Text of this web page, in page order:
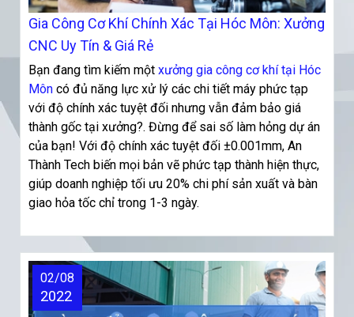
Gia Công Cơ Khí Chính Xác Tại Hóc Môn: Xưởng
CNC Uy Tín & Giá Rẻ
Bạn đang tìm kiếm một xưởng gia công cơ khí tại Hóc
Môn có đủ năng lực xử lý các chi tiết máy phức tạp
với độ chính xác tuyệt đối nhưng vẫn đảm bảo giá
thành gốc tại xưởng?. Đừng để sai số làm hỏng dự án
của bạn! Với độ chính xác tuyệt đối ±0.001mm, An
Thành Tech biến mọi bản vẽ phức tạp thành hiện thực,
giúp doanh nghiệp tối ưu 20% chi phí sản xuất và bàn
giao hỏa tốc chỉ trong 1-3 ngày.
02/08
2022